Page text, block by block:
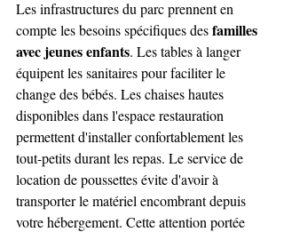
Les infrastructures du parc prennent en
compte les besoins spécifiques des familles
avec jeunes enfants. Les tables à langer
équipent les sanitaires pour faciliter le
change des bébés. Les chaises hautes
disponibles dans l'espace restauration
permettent d'installer confortablement les
tout-petits durant les repas. Le service de
location de poussettes évite d'avoir à
transporter le matériel encombrant depuis
votre hébergement. Cette attention portée